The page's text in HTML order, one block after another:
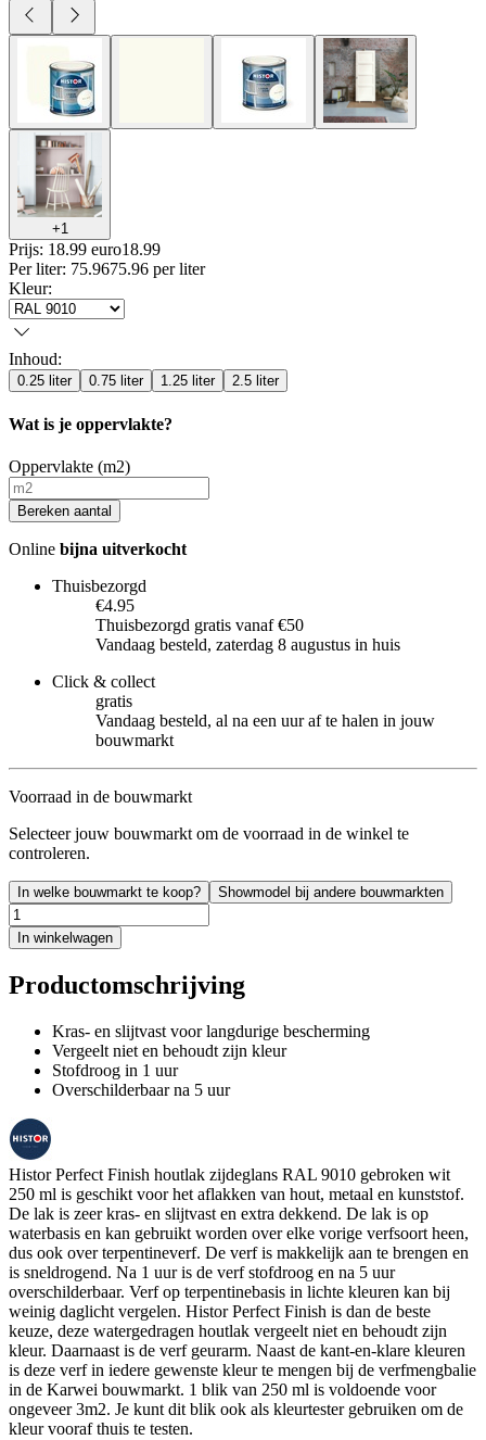
+1
Prijs: 18.99 euro18.99
Per liter: 75.9675.96 per liter
Kleur:
Inhoud:
0.25 liter 0.75 liter 1.25 liter 2.5 liter
Wat is je oppervlakte?
Oppervlakte (m2)
Bereken aantal
Online bijna uitverkocht
Thuisbezorgd
€4.95
Thuisbezorgd gratis vanaf €50
Vandaag besteld, zaterdag 8 augustus in huis
Click & collect
gratis
Vandaag besteld, al na een uur af te halen in jouw
bouwmarkt
Voorraad in de bouwmarkt
Selecteer jouw bouwmarkt om de voorraad in de winkel te
controleren.
In welke bouwmarkt te koop? Showmodel bij andere bouwmarkten
In winkelwagen
Productomschrijving
Kras- en slijtvast voor langdurige bescherming
Vergeelt niet en behoudt zijn kleur
Stofdroog in 1 uur
Overschilderbaar na 5 uur
Histor Perfect Finish houtlak zijdeglans RAL 9010 gebroken wit
250 ml is geschikt voor het aflakken van hout, metaal en kunststof.
De lak is zeer kras- en slijtvast en extra dekkend. De lak is op
waterbasis en kan gebruikt worden over elke vorige verfsoort heen,
dus ook over terpentineverf. De verf is makkelijk aan te brengen en
is sneldrogend. Na 1 uur is de verf stofdroog en na 5 uur
overschilderbaar. Verf op terpentinebasis in lichte kleuren kan bij
weinig daglicht vergelen. Histor Perfect Finish is dan de beste
keuze, deze watergedragen houtlak vergeelt niet en behoudt zijn
kleur. Daarnaast is de verf geurarm. Naast de kant-en-klare kleuren
is deze verf in iedere gewenste kleur te mengen bij de verfmengbalie
in de Karwei bouwmarkt. 1 blik van 250 ml is voldoende voor
ongeveer 3m2. Je kunt dit blik ook als kleurtester gebruiken om de
kleur vooraf thuis te testen.